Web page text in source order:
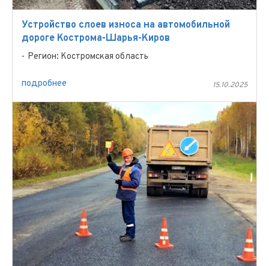
Устройство слоев износа на автомобильной
дороге Кострома-Шарья-Киров
Регион: Костромская область
подробнее 15.10.2025